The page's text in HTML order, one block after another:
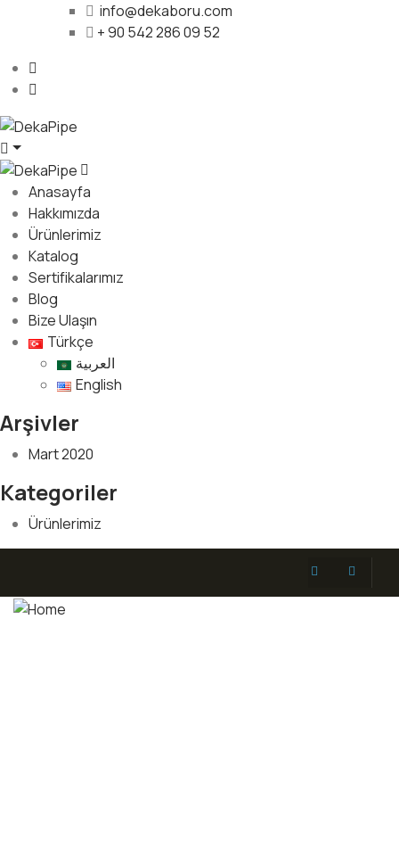
info@dekaboru.com
+ 90 542 286 09 52
Anasayfa
Hakkımızda
Ürünlerimiz
Katalog
Sertifikalarımız
Blog
Bize Ulaşın
Türkçe
العربية
English
Arşivler
Mart 2020
Kategoriler
Ürünlerimiz